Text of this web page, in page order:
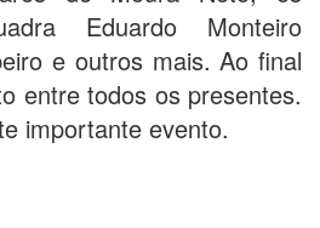
Eduardo Monteiro
e outros mais. Ao final
entre todos os presentes.
importante evento.